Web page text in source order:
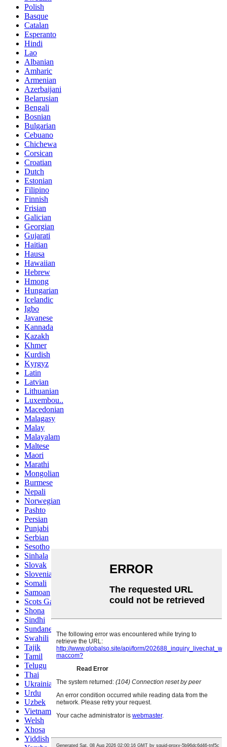
Polish
Basque
Catalan
Esperanto
Hindi
Lao
Albanian
Amharic
Armenian
Azerbaijani
Belarusian
Bengali
Bosnian
Bulgarian
Cebuano
Chichewa
Corsican
Croatian
Dutch
Estonian
Filipino
Finnish
Frisian
Galician
Georgian
Gujarati
Haitian
Hausa
Hawaiian
Hebrew
Hmong
Hungarian
Icelandic
Igbo
Javanese
Kannada
Kazakh
Khmer
Kurdish
Kyrgyz
Latin
Latvian
Lithuanian
Luxembou..
Macedonian
Malagasy
Malay
Malayalam
Maltese
Maori
Marathi
Mongolian
Burmese
Nepali
Norwegian
Pashto
Persian
Punjabi
Serbian
Sesotho
Sinhala
Slovak
Slovenian
Somali
Samoan
Scots Gaelic
Shona
Sindhi
Sundanese
Swahili
Tajik
Tamil
Telugu
Thai
Ukrainian
Urdu
Uzbek
Vietnamese
Welsh
Xhosa
Yiddish